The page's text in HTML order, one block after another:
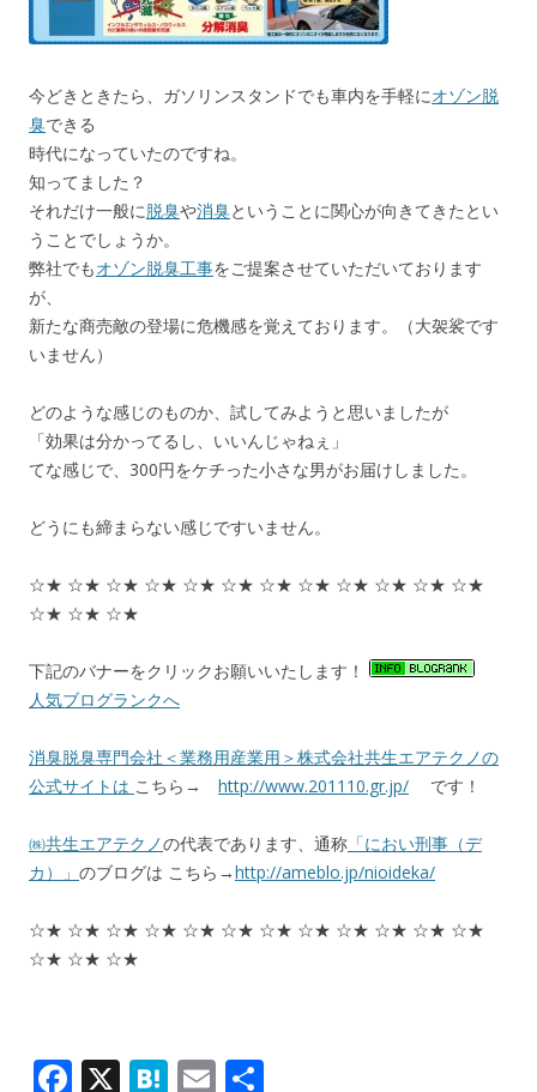
今どきときたら、ガソリンスタンドでも車内を手軽にオゾン脱
臭できる
時代になっていたのですね。
知ってました？
それだけ一般に脱臭や消臭ということに関心が向きてきたとい
うことでしょうか。
弊社でもオゾン脱臭工事をご提案させていただいております
が、
新たな商売敵の登場に危機感を覚えております。（大袈裟です
いません）
どのような感じのものか、試してみようと思いましたが
「効果は分かってるし、いいんじゃねぇ」
てな感じで、300円をケチった小さな男がお届けしました。
どうにも締まらない感じですいません。
☆★ ☆★ ☆★ ☆★ ☆★ ☆★ ☆★ ☆★ ☆★ ☆★ ☆★ ☆★
☆★ ☆★ ☆★
下記のバナーをクリックお願いいたします！
人気ブログランクへ
消臭脱臭専門会社＜業務用産業用＞株式会社共生エアテクノの
公式サイトは こちら→ http://www.201110.gr.jp/ です！
㈱共生エアテクノの代表であります、通称 「におい刑事（デ
カ）」 のブログは こちら→http://ameblo.jp/nioideka/
☆★ ☆★ ☆★ ☆★ ☆★ ☆★ ☆★ ☆★ ☆★ ☆★ ☆★ ☆★
☆★ ☆★ ☆★
F X H E